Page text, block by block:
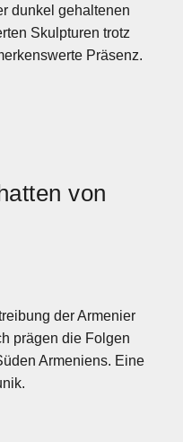
dunkel gehaltenen
Skulpturen trotz
Präsenz.
von
der Armenier
prägen die Folgen
Armeniens. Eine